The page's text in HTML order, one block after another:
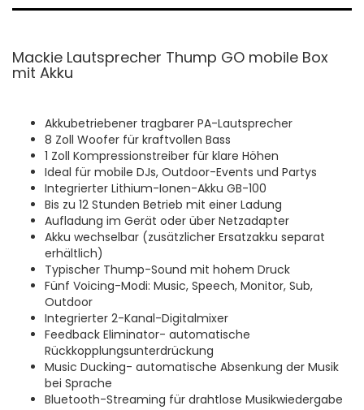
Mackie Lautsprecher Thump GO mobile Box
mit Akku
Akkubetriebener tragbarer PA-Lautsprecher
8 Zoll Woofer für kraftvollen Bass
1 Zoll Kompressionstreiber für klare Höhen
Ideal für mobile DJs, Outdoor-Events und Partys
Integrierter Lithium-Ionen-Akku GB-100
Bis zu 12 Stunden Betrieb mit einer Ladung
Aufladung im Gerät oder über Netzadapter
Akku wechselbar (zusätzlicher Ersatzakku separat
erhältlich)
Typischer Thump-Sound mit hohem Druck
Fünf Voicing-Modi: Music, Speech, Monitor, Sub,
Outdoor
Integrierter 2-Kanal-Digitalmixer
Feedback Eliminator- automatische
Rückkopplungsunterdrückung
Music Ducking- automatische Absenkung der Musik
bei Sprache
Bluetooth-Streaming für drahtlose Musikwiedergabe